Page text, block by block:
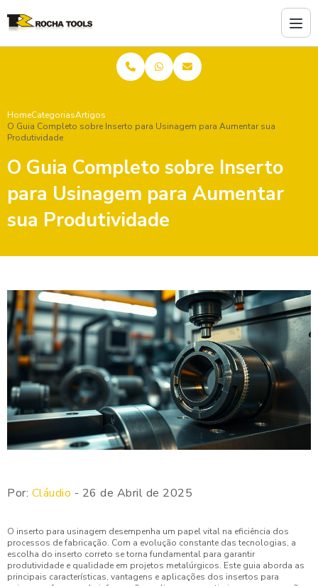
HomeCategoriasArtigos
O Guia Completo sobre Inserto para Usinagem para Aumentar sua
Produtividade
O Guia Completo sobre Inserto
para Usinagem para Aumentar
sua Produtividade
Por: Cláudio - 26 de Abril de 2025
O inserto para usinagem desempenha um papel vital na eficiência dos
processos de fabricação. Com a evolução constante das tecnologias, a
escolha do inserto correto se torna fundamental para garantir
produtividade e qualidade em projetos metalúrgicos. Este guia aborda as
principais características, vantagens e aplicações dos insertos para